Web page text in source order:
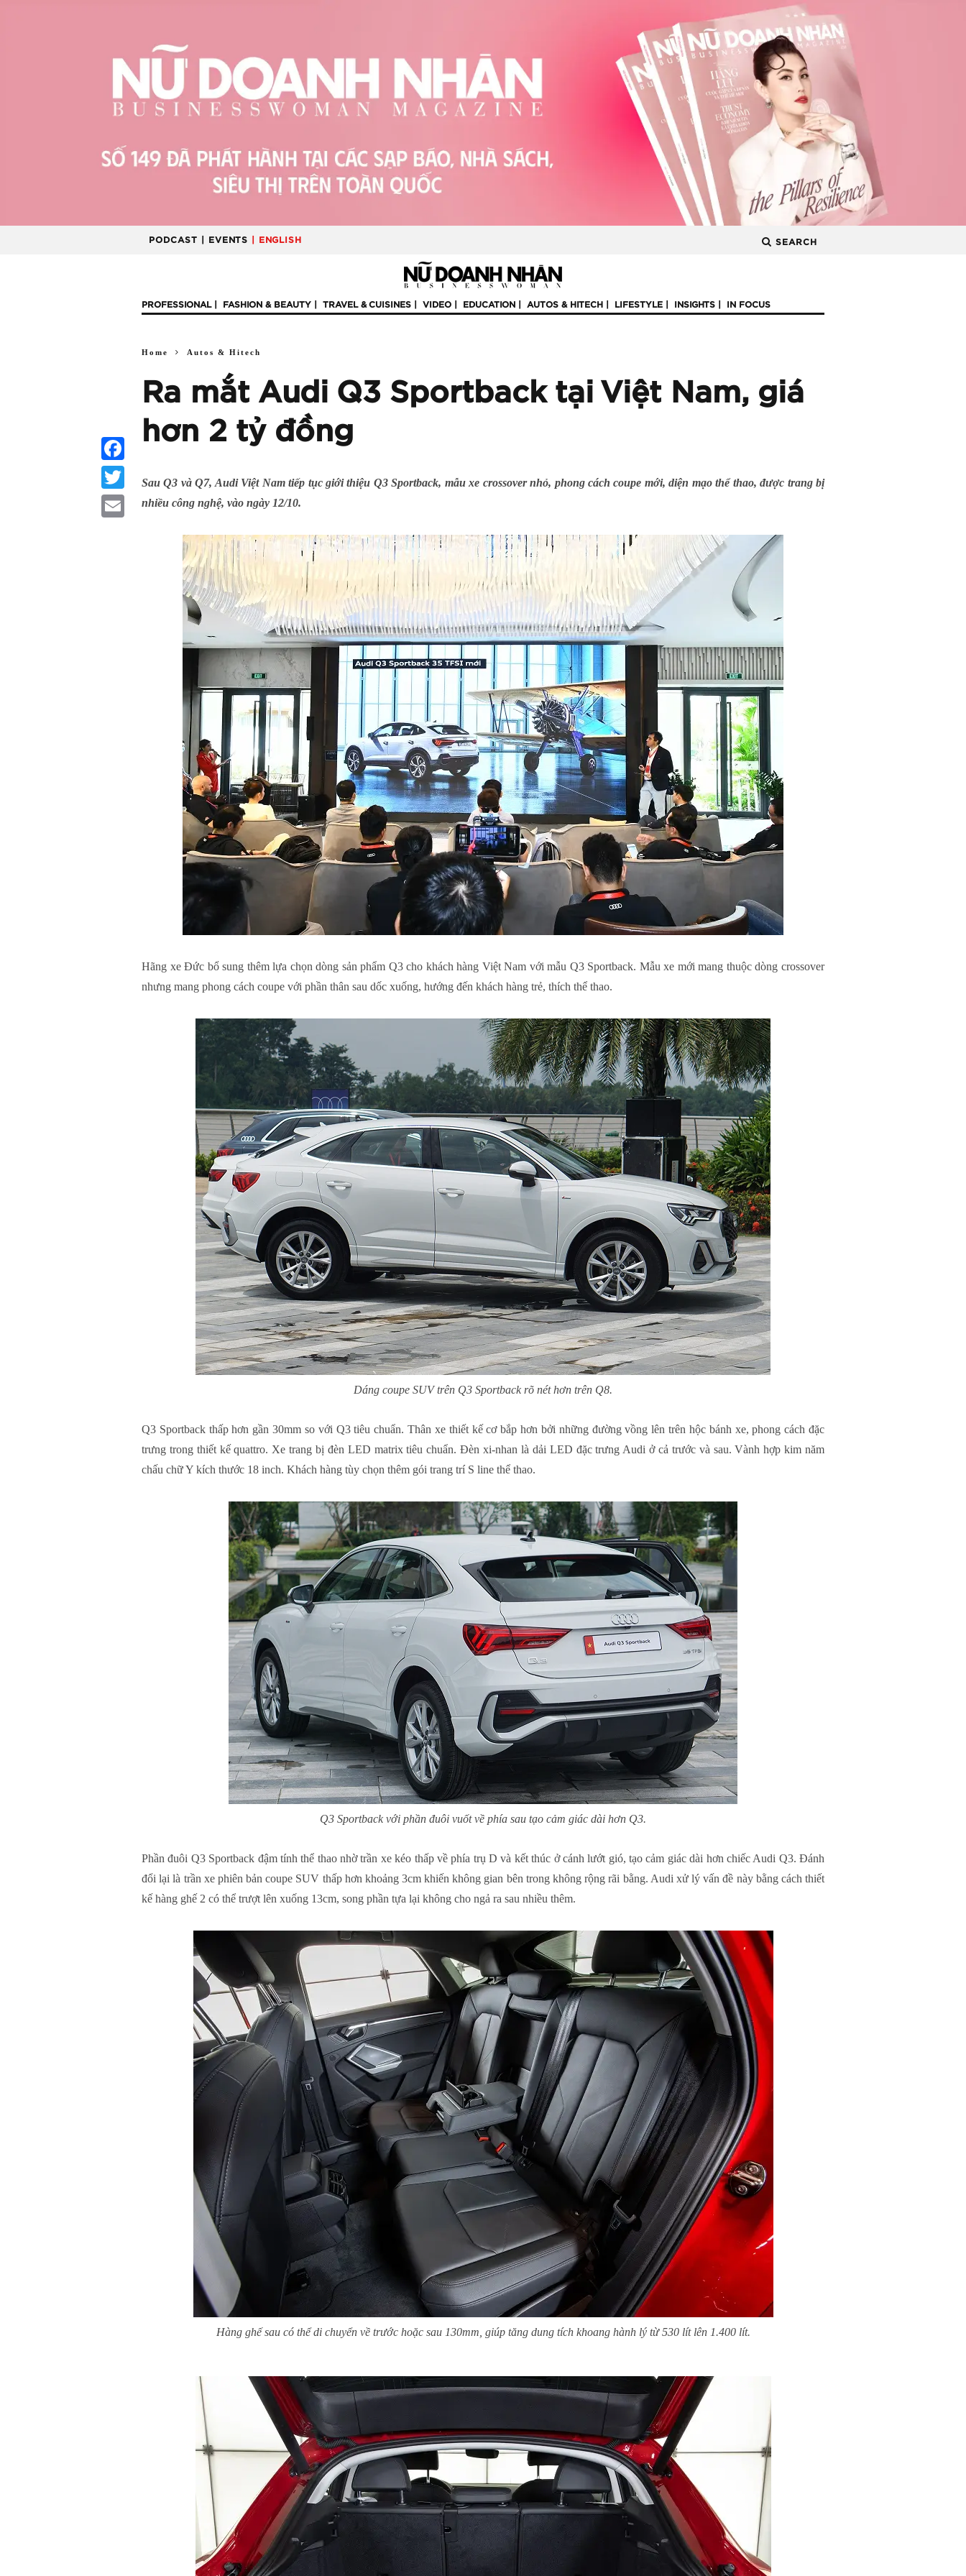
PODCAST | EVENTS | ENGLISH SEARCH
PROFESSIONAL FASHION & BEAUTY TRAVEL & CUISINES VIDEO EDUCATION AUTOS & HITECH LIFESTYLE INSIGHTS IN FOCUS
Home Autos & Hitech
Ra mắt Audi Q3 Sportback tại Việt Nam, giá
hơn 2 tỷ đồng
Sau Q3 và Q7, Audi Việt Nam tiếp tục giới thiệu Q3 Sportback, mẫu xe crossover nhỏ, phong cách coupe mới, diện mạo thể thao, được trang bị
nhiều công nghệ, vào ngày 12/10.
Hãng xe Đức bổ sung thêm lựa chọn dòng sản phẩm Q3 cho khách hàng Việt Nam với mẫu Q3 Sportback. Mẫu xe mới mang thuộc dòng crossover
nhưng mang phong cách coupe với phần thân sau dốc xuống, hướng đến khách hàng trẻ, thích thể thao.
Dáng coupe SUV trên Q3 Sportback rõ nét hơn trên Q8.
Q3 Sportback thấp hơn gần 30mm so với Q3 tiêu chuẩn. Thân xe thiết kế cơ bắp hơn bởi những đường vồng lên trên hộc bánh xe, phong cách đặc
trưng trong thiết kế quattro. Xe trang bị đèn LED matrix tiêu chuẩn. Đèn xi-nhan là dải LED đặc trưng Audi ở cả trước và sau. Vành hợp kim năm
chấu chữ Y kích thước 18 inch. Khách hàng tùy chọn thêm gói trang trí S line thể thao.
Q3 Sportback với phần đuôi vuốt về phía sau tạo cảm giác dài hơn Q3.
Phần đuôi Q3 Sportback đậm tính thể thao nhờ trần xe kéo thấp về phía trụ D và kết thúc ở cánh lướt gió, tạo cảm giác dài hơn chiếc Audi Q3. Đánh
đổi lại là trần xe phiên bản coupe SUV thấp hơn khoảng 3cm khiến không gian bên trong không rộng rãi bằng. Audi xử lý vấn đề này bằng cách thiết
kế hàng ghế 2 có thể trượt lên xuống 13cm, song phần tựa lại không cho ngả ra sau nhiều thêm.
Hàng ghế sau có thể di chuyển về trước hoặc sau 130mm, giúp tăng dung tích khoang hành lý từ 530 lít lên 1.400 lít.
Facebook
Twitter